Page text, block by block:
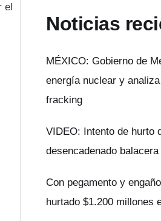
el
Noticias
MÉXICO: Gobierno de
energía nuclear y
fracking
VIDEO: Intento de hurto
desencadenado
Con pegamento y
hurtado $1.200 millones